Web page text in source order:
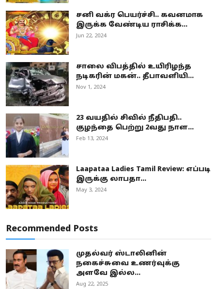
சனி வக்ர பெயர்ச்சி.. கவனமாக
இருக்க வேண்டிய ராசிக்க...
Jun 22, 2024
சாலை விபத்தில் உயிரிழந்த
நடிகரின் மகன்.. தீபாவளியி...
Nov 1, 2024
23 வயதில் சிவில் நீதிபதி..
குழந்தை பெற்று 2வது நாள...
Feb 13, 2024
Laapataa Ladies Tamil Review: எப்படி
இருக்கு லாபதா...
May 3, 2024
Recommended Posts
முதல்வர் ஸ்டாலினின்
நகைச்சுவை உணர்வுக்கு
அளவே இல்ல...
Aug 22, 2025